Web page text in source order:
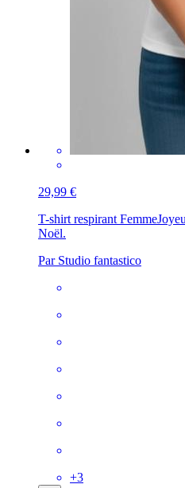
29,99 €
T-shirt respirant Femme
Noël.
Par Studio fantastico
+3